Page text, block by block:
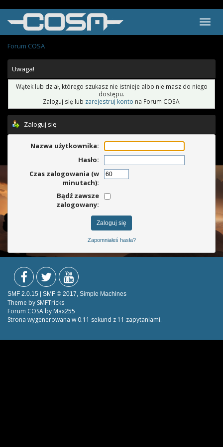
Forum COSA
Uwaga!
Wątek lub dział, którego szukasz nie istnieje albo nie masz do niego
dostępu.
Zaloguj się lub zarejestruj konto na Forum COSA.
Zaloguj się
Nazwa użytkownika:
Hasło:
Czas zalogowania (w
minutach):
Bądź zawsze
zalogowany:
Zapomniałeś hasła?
SMF 2.0.15 | SMF © 2017 Simple Machines
Theme by SMFTricks
Forum COSA by Max255
Strona wygenerowana w 0.11 sekund z 11 zapytaniami.